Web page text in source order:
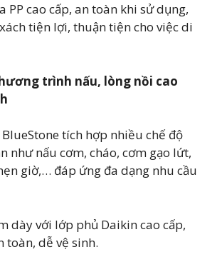
PP cao cấp, an toàn khi sử dụng,
tiện lợi, thuận tiện cho việc di
trình nấu, lòng nồi cao
tích hợp nhiều chế độ
như nấu cơm, cháo, cơm gạo lứt,
giờ,… đáp ứng đa dạng nhu cầu
dày với lớp phủ Daikin cao cấp,
toàn, dễ vệ sinh.